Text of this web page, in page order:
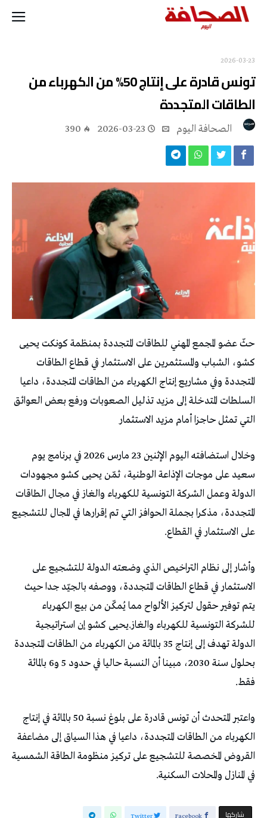
2026-03-23
تونس قادرة على إنتاج 50% من الكهرباء من
الطاقات المتجددة
2026-03-23
390
حثّ عضو المجمع المهني للطاقات المتجددة بمنظمة كونكت يحيى
كشو، الشباب والمستثمرين على الاستثمار في قطاع الطاقات
المتجددة وفي مشاريع إنتاج الكهرباء من الطاقات المتجددة، داعيا
السلطات المتدخلة إلى مزيد تذليل الصعوبات ورفع بعض العوائق
التي تمثل حاجزا أمام مزيد الاستثمار
وخلال استضافته اليوم الإثنين 23 مارس 2026 في برنامج يوم
سعيد على موجات الإذاعة الوطنية، ثمّن يحيى كشو مجهودات
الدولة وعمل الشركة التونسية للكهرباء والغاز في مجال الطاقات
المتجددة، مذكرا بجملة الحوافز التي تم إقرارها في المجال للتشجيع
على الاستثمار في القطاع.
وأشار إلى نظام التراخيص الذي وضعته الدولة للتشجيع على
الاستثمار في قطاع الطاقات المتجددة، ووصفه بالجيّد جدا حيث
يتم توفير حقول لتركيز الألواح مما يُمكّن من بيع الكهرباء
للشركة التونسية للكهرباء والغاز.يحيى كشو إن استراتيجية
الدولة تهدف إلى إنتاج 35 بالمائة من الكهرباء من الطاقات المتجددة
بحلول سنة 2030، مبينا أن النسبة حاليا في حدود 5 و6 بالمائة
فقط.
واعتبر المتحدث أن تونس قادرة على بلوغ نسبة 50 بالمائة في إنتاج
الكهرباء من الطاقات المتجددة، داعيا في هذا السياق إلى مضاعفة
القروض المخصصة للتشجيع على تركيز منظومة الطاقة الشمسية
في المنازل والمحلات السكنية.
‫‫ شاركها‬